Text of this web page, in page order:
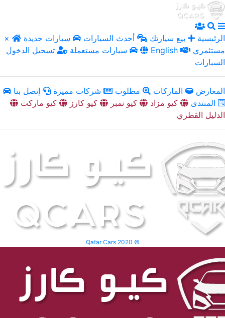
× الرئيسية بيع سيارتك أحدث السيارات
سيارات جديدة
سيارات مستعملة
تسجيل الدخول English
السيارات
المعارض الماركات مطلوب شركات مميزة
إتصل بنا
المنتدى
كيو مزاد كيو نمبر كيو كارز
كيو ماركت
الدليل القطري
Qatar Cars 2020 ©